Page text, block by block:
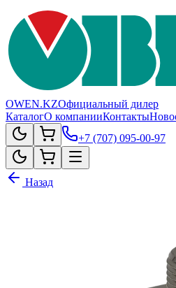
OWEN.KZОфициальный дилер
КаталогО компанииКонтакты
+7 (707) 095-00-97
Назад